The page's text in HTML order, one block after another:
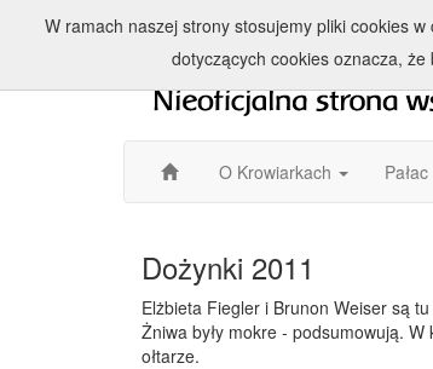
O Krowiarkach Pałac
Dożynki 2011
Elżbieta Fiegler i Brunon Weiser są
Żniwa były mokre - podsumowują.
ołtarze.
W ramach naszej strony stosujemy pliki cookies
dotyczących cookies oznacza,